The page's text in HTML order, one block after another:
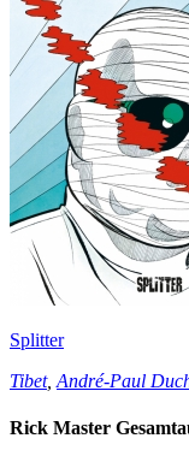
Splitter
Tibet, André-Paul
Rick Master